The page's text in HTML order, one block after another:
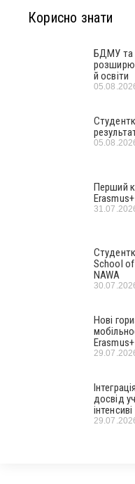
Корисно знати
БДМУ та
й освіти
Перший
School
NAWA
Нові
Erasmus+
досвід